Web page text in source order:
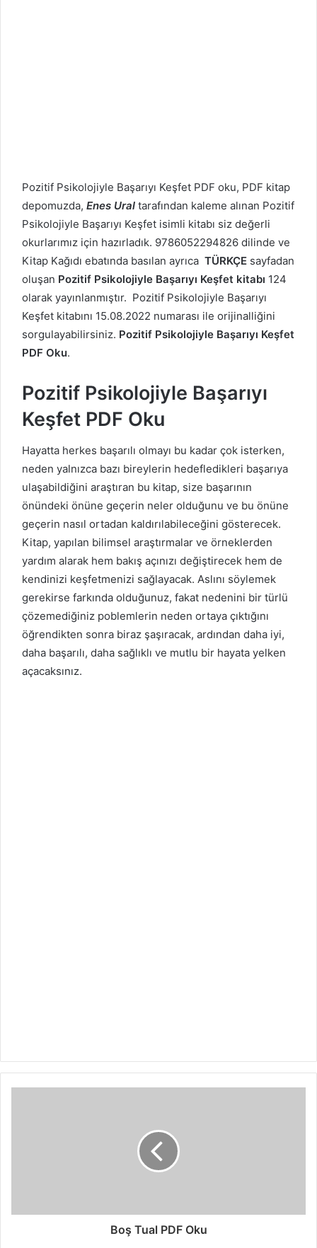
Pozitif Psikolojiyle Başarıyı Keşfet PDF oku, PDF kitap
depomuzda, Enes Ural tarafından kaleme alınan Pozitif
Psikolojiyle Başarıyı Keşfet isimli kitabı siz değerli
okurlarımız için hazırladık. 9786052294826 dilinde ve
Kitap Kağıdı ebatında basılan ayrıca TÜRKÇE sayfadan
oluşan Pozitif Psikolojiyle Başarıyı Keşfet kitabı 124
olarak yayınlanmıştır. Pozitif Psikolojiyle Başarıyı
Keşfet kitabını 15.08.2022 numarası ile orijinalliğini
sorgulayabilirsiniz. Pozitif Psikolojiyle Başarıyı Keşfet
PDF Oku.
Pozitif Psikolojiyle Başarıyı
Keşfet PDF Oku
Hayatta herkes başarılı olmayı bu kadar çok isterken,
neden yalnızca bazı bireylerin hedefledikleri başarıya
ulaşabildiğini araştıran bu kitap, size başarının
önündeki önüne geçerin neler olduğunu ve bu önüne
geçerin nasıl ortadan kaldırılabileceğini gösterecek.
Kitap, yapılan bilimsel araştırmalar ve örneklerden
yardım alarak hem bakış açınızı değiştirecek hem de
kendinizi keşfetmenizi sağlayacak. Aslını söylemek
gerekirse farkında olduğunuz, fakat nedenini bir türlü
çözemediğiniz poblemlerin neden ortaya çıktığını
öğrendikten sonra biraz şaşıracak, ardından daha iyi,
daha başarılı, daha sağlıklı ve mutlu bir hayata yelken
açacaksınız.
Boş Tual PDF Oku